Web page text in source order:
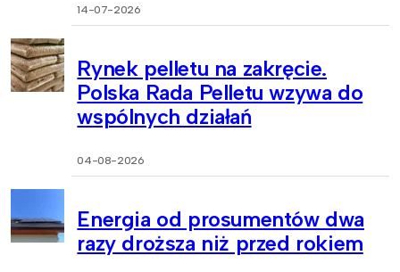
14-07-2026
Rynek pelletu na zakręcie.
Polska Rada Pelletu wzywa do
wspólnych działań
04-08-2026
Energia od prosumentów dwa
razy droższa niż przed rokiem